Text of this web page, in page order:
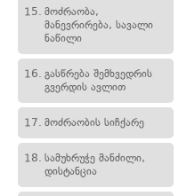
15. მოძრაობა,
მანევრირება, სავალი
ნაწილი
16. გასწრება შემხვედრის
გვერდის ავლით
17. მოძრაობის სიჩქარე
18. სამუხრუჭე მანძილი,
დისტანცია